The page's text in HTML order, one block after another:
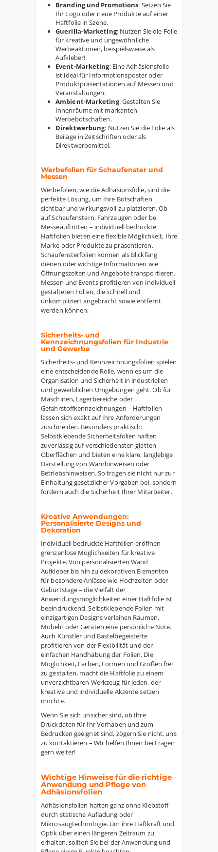
Branding und Promotions: Setzen Sie
Ihr Logo oder neue Produkte auf einer
Haftfolie in Szene.
Guerilla-Marketing: Nutzen Sie die Folie
für kreative und ungewöhnliche
Werbeaktionen, beispielsweise als
Aufkleber!
Event-Marketing: Eine Adhäsionsfolie
ist ideal für Informationsposter oder
Produktpräsentationen auf Messen und
Veranstaltungen.
Ambient-Marketing: Gestalten Sie
Innenräume mit markanten
Werbebotschaften.
Direktwerbung: Nutzen Sie die Folie als
Beilage in Zeitschriften oder als
Direktwerbemittel.
Werbefolien für Schaufenster und
Messen
Werbefolien, wie die Adhäsionsfolie, sind die
perfekte Lösung, um Ihre Botschaften
sichtbar und wirkungsvoll zu platzieren. Ob
auf Schaufenstern, Fahrzeugen oder bei
Messeauftritten – individuell bedruckte
Haftfolien bieten eine flexible Möglichkeit, Ihre
Marke oder Produkte zu präsentieren.
Schaufensterfolien können als Blickfang
dienen oder wichtige Informationen wie
Öffnungszeiten und Angebote transportieren.
Messen und Events profitieren von individuell
gestalteten Folien, die schnell und
unkompliziert angebracht sowie entfernt
werden können.
Sicherheits- und
Kennzeichnungsfolien für Industrie
und Gewerbe
Sicherheits- und Kennzeichnungsfolien spielen
eine entscheidende Rolle, wenn es um die
Organisation und Sicherheit in industriellen
und gewerblichen Umgebungen geht. Ob für
Maschinen, Lagerbereiche oder
Gefahrstoffkennzeichnungen – Haftfolien
lassen sich exakt auf Ihre Anforderungen
zuschneiden. Besonders praktisch:
Selbstklebende Sicherheitsfolien haften
zuverlässig auf verschiedensten glatten
Oberflächen und bieten eine klare, langlebige
Darstellung von Warnhinweisen oder
Betriebshinweisen. So tragen sie nicht nur zur
Einhaltung gesetzlicher Vorgaben bei, sondern
fördern auch die Sicherheit Ihrer Mitarbeiter.
Kreative Anwendungen:
Personalisierte Designs und
Dekoration
Individuell bedruckte Haftfolien eröffnen
grenzenlose Möglichkeiten für kreative
Projekte. Von personalisierten Wand
Aufkleber bis hin zu dekorativen Elementen
für besondere Anlässe wie Hochzeiten oder
Geburtstage – die Vielfalt der
Anwendungsmöglichkeiten einer Haftfolie ist
beeindruckend. Selbstklebende Folien mit
einzigartigen Designs verleihen Räumen,
Möbeln oder Geräten eine persönliche Note.
Auch Künstler und Bastelbegeisterte
profitieren von der Flexibilität und der
einfachen Handhabung der Folien. Die
Möglichkeit, Farben, Formen und Größen frei
zu gestalten, macht die Haftfolie zu einem
unverzichtbaren Werkzeug für jeden, der
kreative und individuelle Akzente setzen
möchte.
Wenn Sie sich unsicher sind, ob Ihre
Druckdaten für Ihr Vorhaben und zum
Bedrucken geeignet sind, zögern Sie nicht, uns
zu kontaktieren – WIr helfen Ihnen bei Fragen
gern weiter!
Wichtige Hinweise für die richtige
Anwendung und Pflege von
Adhäsionsfolien
Adhäsionsfolien haften ganz ohne Klebstoff
durch statische Aufladung oder
Mikrosaugtechnologie. Um ihre Haftkraft und
Optik über einen längeren Zeitraum zu
erhalten, sollten Sie bei der Anwendung und